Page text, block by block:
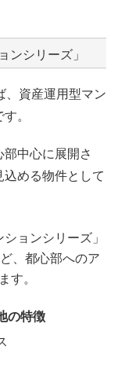
ンシリーズ」
、資産運用型マン
。
部中心に展開さ
める物件として
ョンシリーズ」
、都心部へのア
す。
の特徴